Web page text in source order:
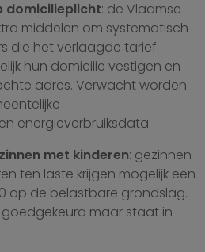
domicilieplicht: de Vlaamse
middelen om systematisch
die het verlaagde tarief
hun domicilie vestigen en
adres. Verwacht worden
energieverbruiksdata.
met kinderen: gezinnen
ten laste krijgen mogelijk een
op de belastbare grondslag.
maar staat in